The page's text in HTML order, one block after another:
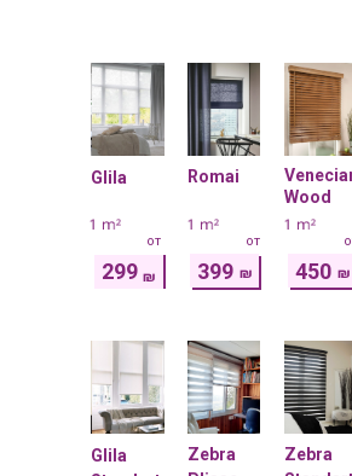
450 ₪
399 ₪
299 ₪
Glila Romai
Wood
от от
Glila
Zebra
Zebra